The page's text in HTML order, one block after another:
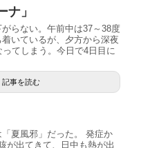
ナ」
らない。午前中は37～38度
いているが、夕方から深夜
てしまう。今日で4日目に
記事を読む
夏風邪」だった。 発症か
が出てきて、日中も熱が出